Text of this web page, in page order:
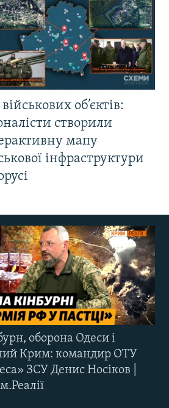
об’єктів:
створили
мапу
інфраструктури
оборона Одеси і
Крим: командир ОТУ
ЗСУ Денис Носіков |